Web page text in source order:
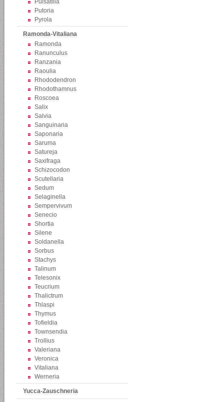
Pulsatilla
Putoria
Pyrola
Ramonda-Vitaliana
Ramonda
Ranunculus
Ranzania
Raoulia
Rhododendron
Rhodothamnus
Roscoea
Salix
Salvia
Sanguinaria
Saponaria
Saruma
Satureja
Saxifraga
Schizocodon
Scutellaria
Sedum
Selaginella
Sempervivum
Senecio
Shortia
Silene
Soldanella
Sorbus
Stachys
Talinum
Telesonix
Teucrium
Thalictrum
Thlaspi
Thymus
Tofieldia
Townsendia
Trollius
Valeriana
Veronica
Vitaliana
Werneria
Yucca-Zauschneria